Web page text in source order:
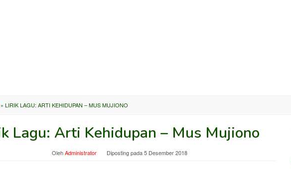
» LIRIK LAGU: ARTI KEHIDUPAN – MUS MUJIONO
Lagu: Arti Kehidupan – Mus Mujiono
OlehAdministrator Diposting pada5 Desember 2018